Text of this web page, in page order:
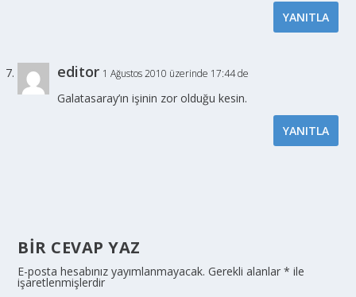
YANITLA
editor 1 Ağustos 2010 üzerinde 17:44 de
Galatasaray’ın işinin zor olduğu kesin.
YANITLA
BIR CEVAP YAZ
E-posta hesabınız yayımlanmayacak. Gerekli alanlar* ile
işaretlenmişlerdir